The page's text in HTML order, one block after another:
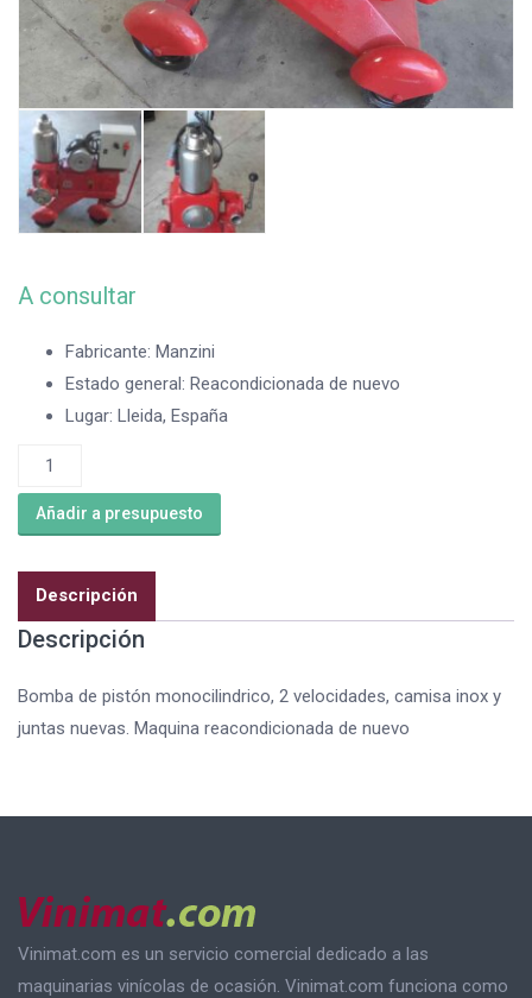
A consultar
Fabricante: Manzini
Estado general: Reacondicionada de nuevo
Lugar: Lleida, España
Bomba
de
piston
180
de
segunda
Añadir a presupuesto
Descripción
Descripción
Bomba de pistón monocilindrico, 2 velocidades, camisa inox y
juntas nuevas. Maquina reacondicionada de nuevo
Vinimat.com es un servicio comercial dedicado a las
maquinarias vinícolas de ocasión. Vinimat.com funciona como